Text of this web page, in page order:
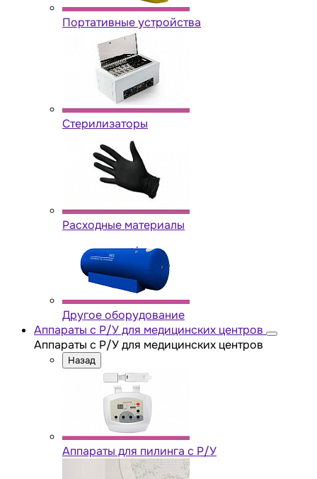
Портативные устройства
Стерилизаторы
Расходные материалы
Другое оборудование
Аппараты с Р/У для медицинских центров
Аппараты с Р/У для медицинских центров
Назад
Аппараты для пилинга с Р/У